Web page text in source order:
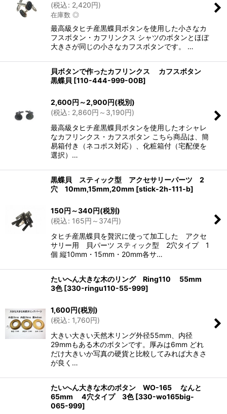
(税込: 2,420円)
在庫数 ◎
最高級タヒチ産黒蝶貝ボタンを使用した小さなカ
フスボタン・カフリンクス シャツのボタンとほぼ
大きさが同じの小さなカフスボタンです。 …
貝ボタンで作ったカフリンクス カフスボタン
黒蝶貝 [110-444-999-00B]
2,600円 ～2,900円(税別)
(税込: 2,860円 ～3,190円)
最高級タヒチ産黒蝶貝ボタンを使用したオシャレ
なカフリンクス・カフスボタン こちら商品は、簡
易箱付き（ネコポス対応）、化粧箱付（宅配便を
選択）…
黒蝶貝 スティック型 アクセサリーパーツ 2
穴 10mm,15mm,20mm [stick-2h-111-b]
150円 ～340円(税別)
(税込: 165円 ～374円)
タヒチ産黒蝶貝を贅沢に使って加工した アクセ
サリー用 貝パーツ スティック型 2穴タイプ 1
個 縦10mm・15mm・20mm各サ…
たいへん大きな木のリング Ring110 55mm
3色 [330-ringu110-55-999]
1,600円(税別)
(税込: 1,760円)
大きい大きい天然木リング外径55mm、内径
29mmもある木のボタンです。厚みは6mm どれ
だけ大きいか写真の硬貨と比較してみれば大きさ
が良く…
たいへん大きな木のボタン WO-165 なんと
65mm 4穴タイプ 3色 [330-wo165big-
065-999]